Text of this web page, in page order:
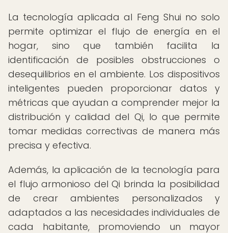
La tecnología aplicada al Feng Shui no solo
permite optimizar el flujo de energía en el
hogar, sino que también facilita la
identificación de posibles obstrucciones o
desequilibrios en el ambiente. Los dispositivos
inteligentes pueden proporcionar datos y
métricas que ayudan a comprender mejor la
distribución y calidad del Qi, lo que permite
tomar medidas correctivas de manera más
precisa y efectiva.
Además, la aplicación de la tecnología para
el flujo armonioso del Qi brinda la posibilidad
de crear ambientes personalizados y
adaptados a las necesidades individuales de
cada habitante, promoviendo un mayor